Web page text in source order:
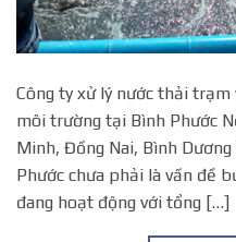
Công ty xử lý nước thải
môi trường tại Bình Phước
Minh, Đồng Nai, Bình
Phước chưa phải là vấn đề
đang hoạt động với tổng […]